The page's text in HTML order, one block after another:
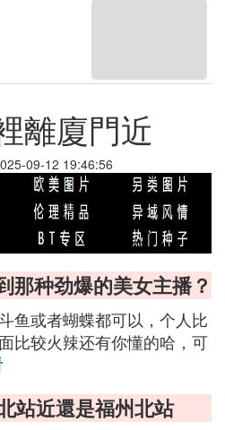
離廈門近
09-12 19:46:56
种劲爆的美女主播？
鱼或者蝴蝶都可以，个人比
比较火辣还有你懂的哈，可
站近還是福州北站